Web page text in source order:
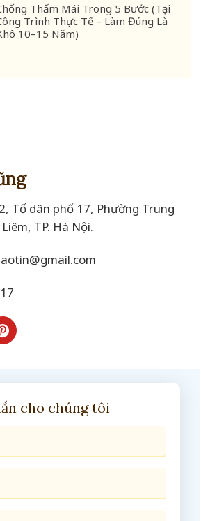
Thấm Mái Trong 5 Bước (Tại
Trình Thực Tế – Làm Đúng Là
10–15 Năm)
Tổ dân phố 17, Phường Trung
TP. Hà Nội.
cho chúng tôi